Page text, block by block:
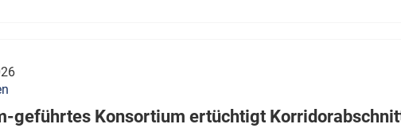
geführtes Konsortium ertüchtigt